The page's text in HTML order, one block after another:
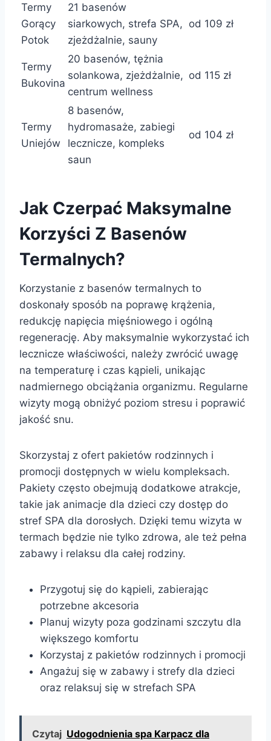
Termy
Gorący
Potok
21 basenów
siarkowych, strefa SPA,
zjeżdżalnie, sauny
od 109 zł
Termy
Bukovina
20 basenów, tężnia
solankowa, zjeżdżalnie,
centrum wellness
od 115 zł
Termy
Uniejów
8 basenów,
hydromasaże, zabiegi
lecznicze, kompleks
saun
od 104 zł
Jak Czerpać Maksymalne
Korzyści Z Basenów
Termalnych?
Korzystanie z basenów termalnych to
doskonały sposób na poprawę krążenia,
redukcję napięcia mięśniowego i ogólną
regenerację. Aby maksymalnie wykorzystać ich
lecznicze właściwości, należy zwrócić uwagę
na temperaturę i czas kąpieli, unikając
nadmiernego obciążania organizmu. Regularne
wizyty mogą obniżyć poziom stresu i poprawić
jakość snu.
Skorzystaj z ofert pakietów rodzinnych i
promocji dostępnych w wielu kompleksach.
Pakiety często obejmują dodatkowe atrakcje,
takie jak animacje dla dzieci czy dostęp do
stref SPA dla dorosłych. Dzięki temu wizyta w
termach będzie nie tylko zdrowa, ale też pełna
zabawy i relaksu dla całej rodziny.
Przygotuj się do kąpieli, zabierając
potrzebne akcesoria
Planuj wizyty poza godzinami szczytu dla
większego komfortu
Korzystaj z pakietów rodzinnych i promocji
Angażuj się w zabawy i strefy dla dzieci
oraz relaksuj się w strefach SPA
Czytaj Udogodnienia spa Karpacz dla